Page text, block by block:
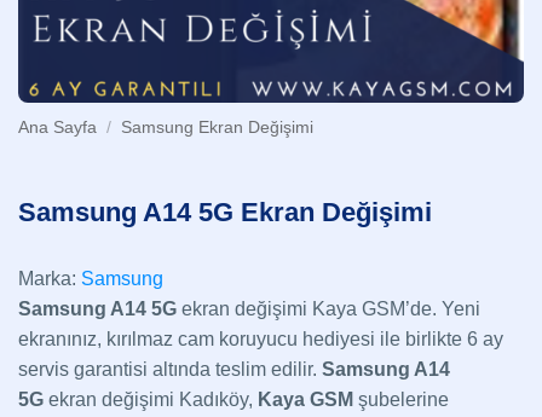
Ana Sayfa / Samsung Ekran Değişimi
Samsung A14 5G Ekran Değişimi
Marka: Samsung
Samsung A14 5G ekran değişimi Kaya GSM’de. Yeni
ekranınız, kırılmaz cam koruyucu hediyesi ile birlikte 6 ay
servis garantisi altında teslim edilir. Samsung A14
5G ekran değişimi Kadıköy, Kaya GSM şubelerine